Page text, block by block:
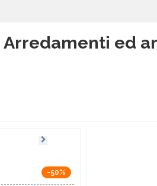
Arredamenti ed
-50%